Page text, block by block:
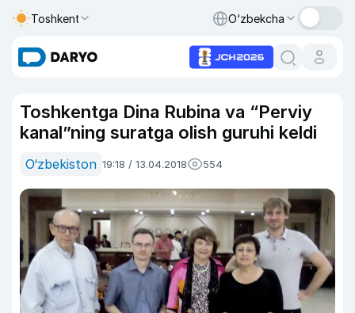
Toshkent O‘zbekcha
Toshkentga Dina Rubina va “Perviy
kanal”ning suratga olish guruhi keldi
O‘zbekiston 19:18 / 13.04.2018 554